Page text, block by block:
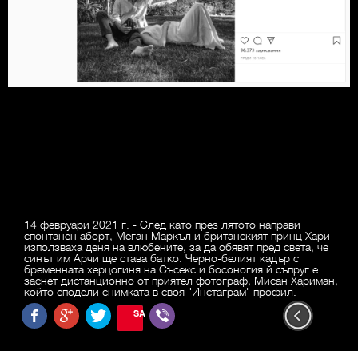
14 февруари 2021 г. - След като през лятото направи
спонтанен аборт, Меган Маркъл и британският принц Хари
използваха деня на влюбените, за да обявят пред света, че
синът им Арчи ще става батко. Черно-белият кадър с
бременната херцогиня на Съсекс и босоногия й съпруг е
заснет дистанционно от приятел фотограф, Мисан Хариман,
който сподели снимката в своя "Инстаграм" профил.
SAVE